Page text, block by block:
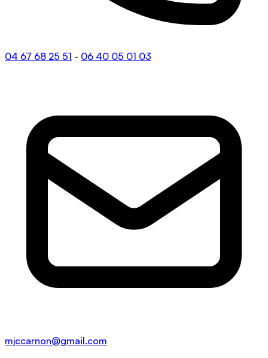
04 67 68 25 51 - 06 40 05 01 03
mjccarnon@gmail.com